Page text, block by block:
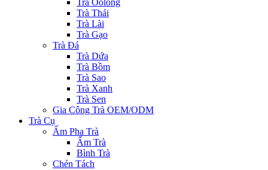
Trà Oolong
Trà Thái
Trà Lài
Trà Gạo
Trà Đá
Trà Dứa
Trà Bồm
Trà Sao
Trà Xanh
Trà Sen
Gia Công Trà OEM/ODM
Trà Cụ
Ấm Pha Trà
Ấm Trà
Bình Trà
Chén Tách